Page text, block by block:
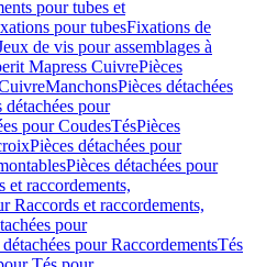
pour tubes et
pour tubesFixations de
de vis pour assemblages à
Mapress CuivrePièces
ManchonsPièces détachées
détachées pour
pour CoudesTésPièces
Pièces détachées pour
Pièces détachées pour
et raccordements,
Raccords et raccordements,
pour
détachées pour RaccordementsTés